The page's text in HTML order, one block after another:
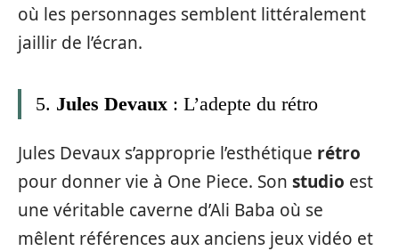
où les personnages semblent littéralement
jaillir de l’écran.
5. Jules Devaux : L’adepte du rétro
Jules Devaux s’approprie l’esthétique rétro
pour donner vie à One Piece. Son studio est
une véritable caverne d’Ali Baba où se
mêlent références aux anciens jeux vidéo et